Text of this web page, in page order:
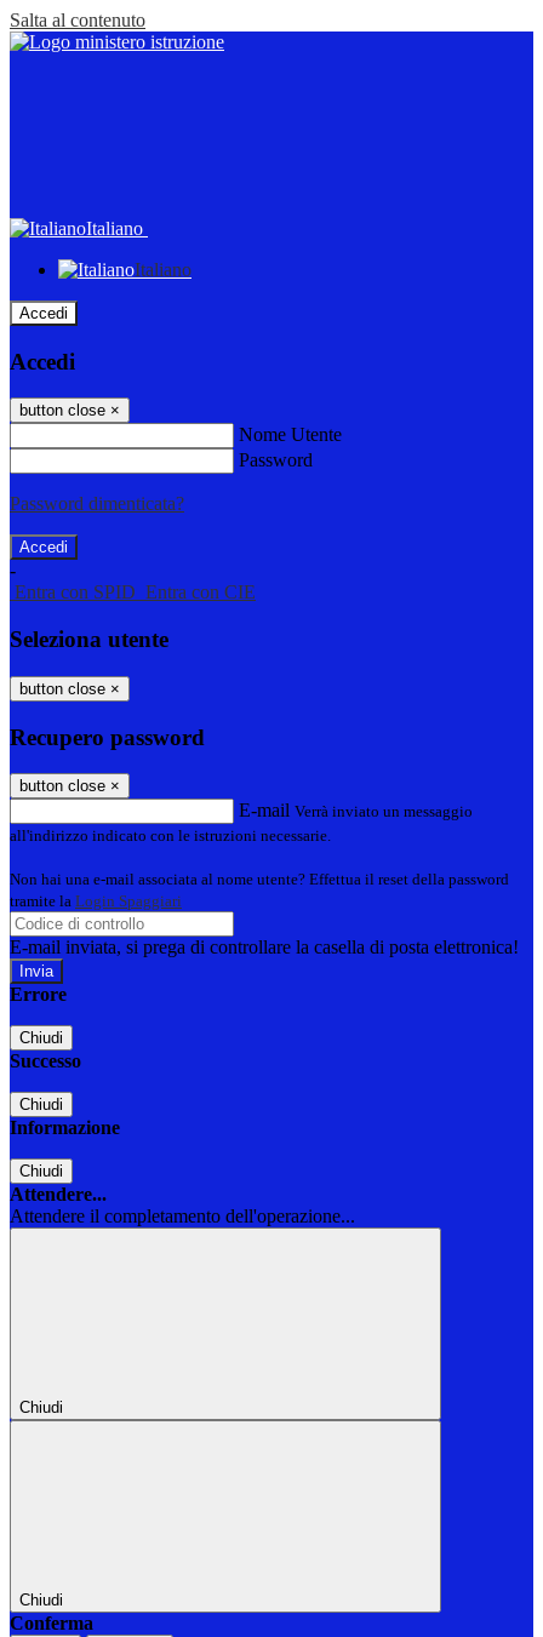
Salta al contenuto
Italiano
Italiano
Accedi
Accedi
button close ×
Nome Utente
Password
Password dimenticata?
-
Entra con SPID Entra con CIE
Seleziona utente
button close ×
Recupero password
button close ×
E-mail Verrà inviato un messaggio
all'indirizzo indicato con le istruzioni necessarie.
Non hai una e-mail associata al nome utente? Effettua il reset della password
tramite la Login Spaggiari
E-mail inviata, si prega di controllare la casella di posta elettronica!
Errore
Chiudi
Successo
Chiudi
Informazione
Chiudi
Attendere...
Attendere il completamento dell'operazione...
Chiudi
Chiudi
Conferma